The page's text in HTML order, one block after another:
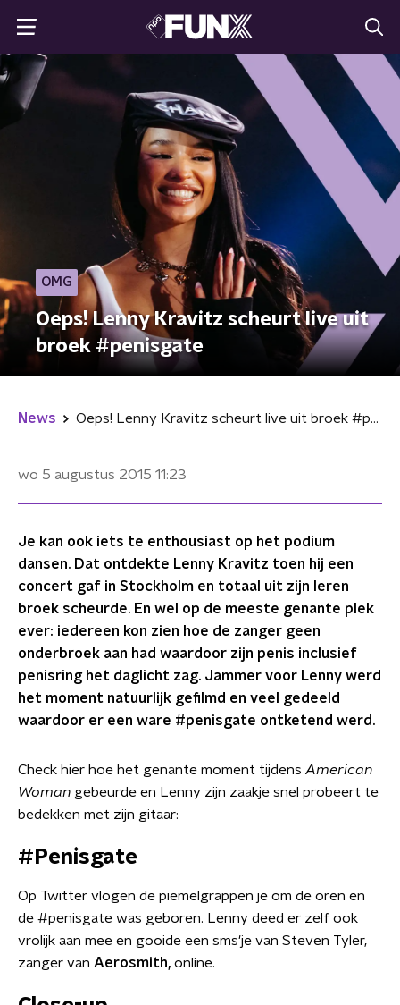
OMG
Oeps! Lenny Kravitz scheurt live uit
broek #penisgate
News Oeps! Lenny Kravitz scheurt live uit broek #penisgate
wo 5 augustus 2015 11:23
Je kan ook iets te enthousiast op het podium
dansen. Dat ontdekte Lenny Kravitz toen hij een
concert gaf in Stockholm en totaal uit zijn leren
broek scheurde. En wel op de meeste genante plek
ever: iedereen kon zien hoe de zanger geen
onderbroek aan had waardoor zijn penis inclusief
penisring het daglicht zag. Jammer voor Lenny werd
het moment natuurlijk gefilmd en veel gedeeld
waardoor er een ware #penisgate ontketend werd.
Check hier hoe het genante moment tijdens American
Woman gebeurde en Lenny zijn zaakje snel probeert te
bedekken met zijn gitaar:
#Penisgate
Op Twitter vlogen de piemelgrappen je om de oren en
de #penisgate was geboren. Lenny deed er zelf ook
vrolijk aan mee en gooide een sms'je van Steven Tyler,
zanger van Aerosmith, online.